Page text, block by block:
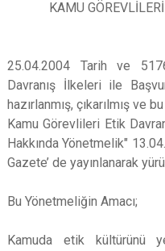
Gündoğmuş
İbradı
Demre
Kaş
Kemer
KAMU
25.04.2004 Tarih ve
Davranış İlkeleri ile
hazırlanmış, çıkarılmış ve
Kamu Görevlileri Etik
Hakkında Yönetmelik"
Gazete’ de yayınlanarak
Bu Yönetmeliğin Amacı;
Kamuda etik kültürünü